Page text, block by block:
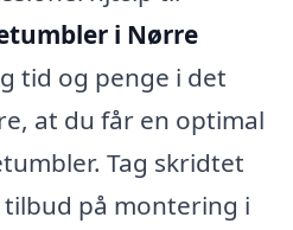
i Nørre
tid og penge i det
at du får en optimal
Tag skridtet
på montering i